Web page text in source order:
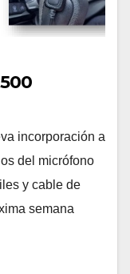
incorporación a
del micrófono
y cable de
semana